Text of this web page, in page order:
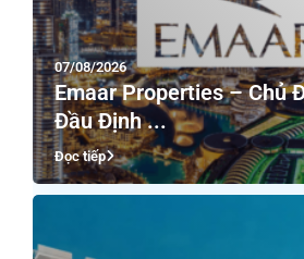
07/08/2026
Emaar Properties – Chủ
Đầu Định ...
Đọc tiếp